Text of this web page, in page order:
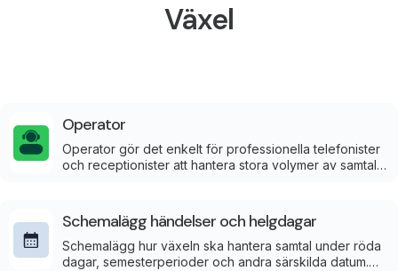
Växel
Operator
Operator gör det enkelt för professionella telefonister
och receptionister att hantera stora volymer av samtal
Schemalägg händelser och helgdagar
Schemalägg hur växeln ska hantera samtal under röda
dagar, semesterperioder och andra särskilda datum.